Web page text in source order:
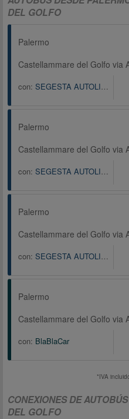
DEL GOLFO
Palermo
Castellammare del Golfo via
con: SEGESTA AUTOLINEE S.P.A.
Palermo
Castellammare del Golfo via
con: SEGESTA AUTOLINEE S.P.A.
Palermo
Castellammare del Golfo via
con: SEGESTA AUTOLINEE S.P.A.
Palermo
Castellammare del Golfo via
con: BlaBlaCar
*IVA
CONEXIONES DE
DEL GOLFO